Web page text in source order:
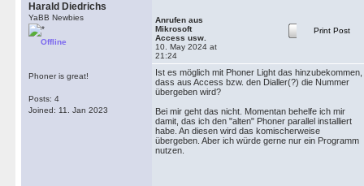
Harald Diedrichs
YaBB Newbies
Offline
Phoner is great!
Posts: 4
Joined: 11. Jan 2023
Anrufen aus
Mikrosoft
Access usw.
10. May 2024 at
21:24
Print Post
Ist es möglich mit Phoner Light das hinzubekommen,
dass aus Access bzw. den Dialler(?) die Nummer
übergeben wird?
Bei mir geht das nicht. Momentan behelfe ich mir
damit, das ich den "alten" Phoner parallel installiert
habe. An diesen wird das komischerweise
übergeben. Aber ich würde gerne nur ein Programm
nutzen.